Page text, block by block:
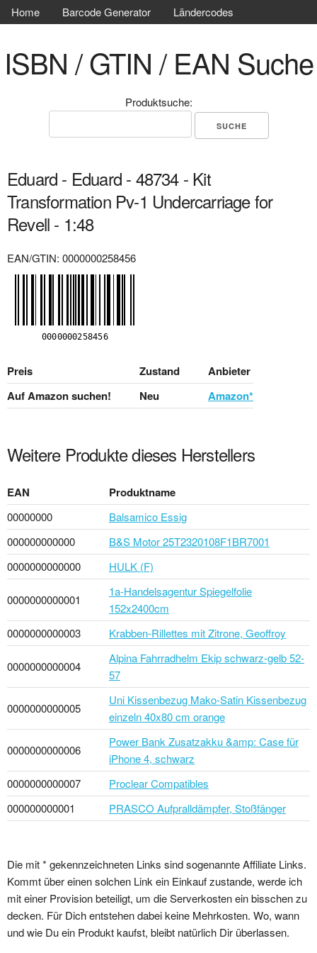
Home Barcode Generator Ländercodes
ISBN / GTIN / EAN Suche
Produktsuche:
Eduard - Eduard - 48734 - Kit
Transformation Pv-1 Undercarriage for
Revell - 1:48
EAN/GTIN: 0000000258456
Preis Zustand
Anbieter
Auf Amazon suchen!
Neu Amazon*
Weitere Produkte dieses Herstellers
EAN Produktname
00000000
Balsamico Essig
000000000000
B&S Motor 25T2320108F1BR7001
0000000000000
HULK (F)
0000000000001
1a-Handelsagentur Spiegelfolie
152x2400cm
0000000000003
Krabben-Rillettes mit Zitrone, Geoffroy
0000000000004
Alpina Fahrradhelm Ekip schwarz-gelb 52-
57
0000000000005
Uni Kissenbezug Mako-Satin Kissenbezug
einzeln 40x80 cm orange
0000000000006
Power Bank Zusatzakku &amp: Case für
iPhone 4, schwarz
0000000000007
Proclear Compatibles
000000000001
PRASCO Aufpralldämpfer, Stoßfänger
Die mit * gekennzeichneten Links sind sogenannte Affiliate Links.
Kommt über einen solchen Link ein Einkauf zustande, werde ich
mit einer Provision beteiligt, um die Serverkosten ein bisschen zu
decken. Für Dich entstehen dabei keine Mehrkosten. Wo, wann
und wie Du ein Produkt kaufst, bleibt natürlich Dir überlassen.